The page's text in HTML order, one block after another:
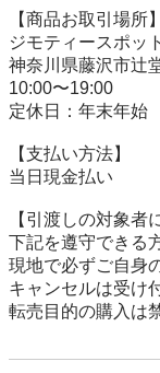
【商品お取引場所】
ジモティースポッ
神奈川県藤沢市辻
10:00〜19:00
定休日：年末年始
【⽀払い⽅法】
当日現金払い
【引渡しの対象者
下記を遵守できる
現地で必ずご⾃⾝
キャンセルは受け
転売⽬的の購⼊は